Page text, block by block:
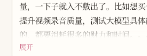
量，一下子就入不敷出了。比如想
提升视频录音质量，测试大模型具
的，都要消耗很多的财力和时间。。
但文章又不想设置仅收费可看。因为
展开